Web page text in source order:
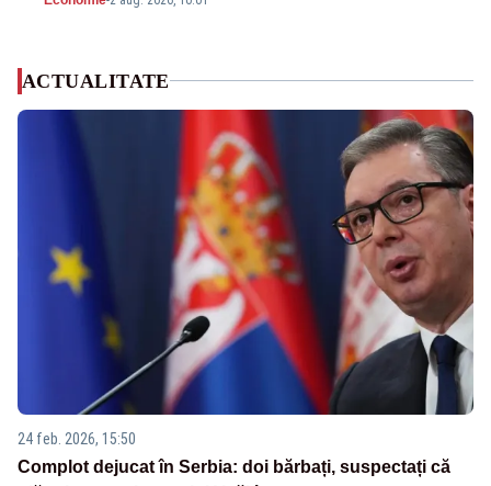
ACTUALITATE
24 feb. 2026, 15:50
Complot dejucat în Serbia: doi bărbați, suspectați că